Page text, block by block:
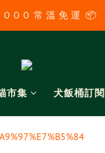
００ 常 溫 免 運  📦
００ 常 溫 免 運  📦
市集 犬飯桶訂閱